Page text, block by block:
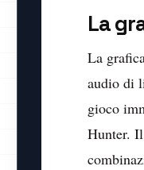
La
La
audio di
gioco
Hunter.